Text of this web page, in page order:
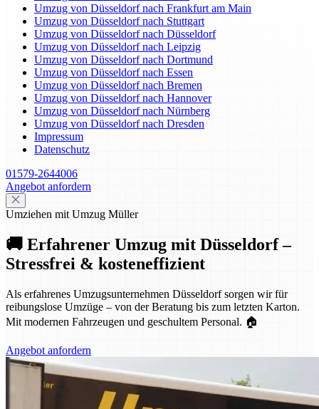
Umzug von Düsseldorf nach Frankfurt am Main
Umzug von Düsseldorf nach Stuttgart
Umzug von Düsseldorf nach Düsseldorf
Umzug von Düsseldorf nach Leipzig
Umzug von Düsseldorf nach Dortmund
Umzug von Düsseldorf nach Essen
Umzug von Düsseldorf nach Bremen
Umzug von Düsseldorf nach Hannover
Umzug von Düsseldorf nach Nürnberg
Umzug von Düsseldorf nach Dresden
Impressum
Datenschutz
01579-2644006
Angebot anfordern
Umziehen mit Umzug Müller
🚚 Erfahrener Umzug mit Düsseldorf –
Stressfrei & kosteneffizient
Als erfahrenes Umzugsunternehmen Düsseldorf sorgen wir für
reibungslose Umzüge – von der Beratung bis zum letzten Karton.
Mit modernen Fahrzeugen und geschultem Personal. 🏠
Angebot anfordern